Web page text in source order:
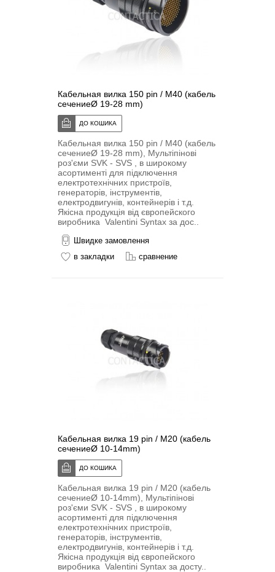
Кабельная вилка 150 pin / M40 (кабель
сечениеØ 19-28 mm)
Кабельная вилка 150 pin / M40 (кабель
сечениеØ 19-28 mm), Мультіпіновi
роз'єми SVK - SVS , в широкому
асортименті для підключення
електротехнічних пристроїв,
генераторів, інструментів,
електродвигунів, контейнерів і т.д.
Якісна продукція від європейского
виробника Valentini Syntax за дос..
Швидке замовлення
в закладки
сравнение
Кабельная вилка 19 pin / M20 (кабель
сечениеØ 10-14mm)
Кабельная вилка 19 pin / M20 (кабель
сечениеØ 10-14mm), Мультіпіновi
роз'єми SVK - SVS , в широкому
асортименті для підключення
електротехнічних пристроїв,
генераторів, інструментів,
електродвигунів, контейнерів і т.д.
Якісна продукція від європейского
виробника Valentini Syntax за досту..